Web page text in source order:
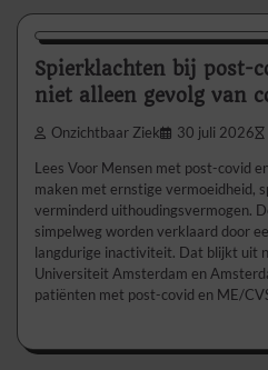
Nieuws/Informatie
Spierklachten bij post-
niet alleen gevolg van
Onzichtbaar Ziek 30 juli 2026
Lees Voor Mensen met post-covid
maken met ernstige vermoeidheid,
verminderd uithoudingsvermogen.
simpelweg worden verklaard door
langdurige inactiviteit. Dat blijkt uit
Universiteit Amsterdam en
patiënten met post-covid en ME/